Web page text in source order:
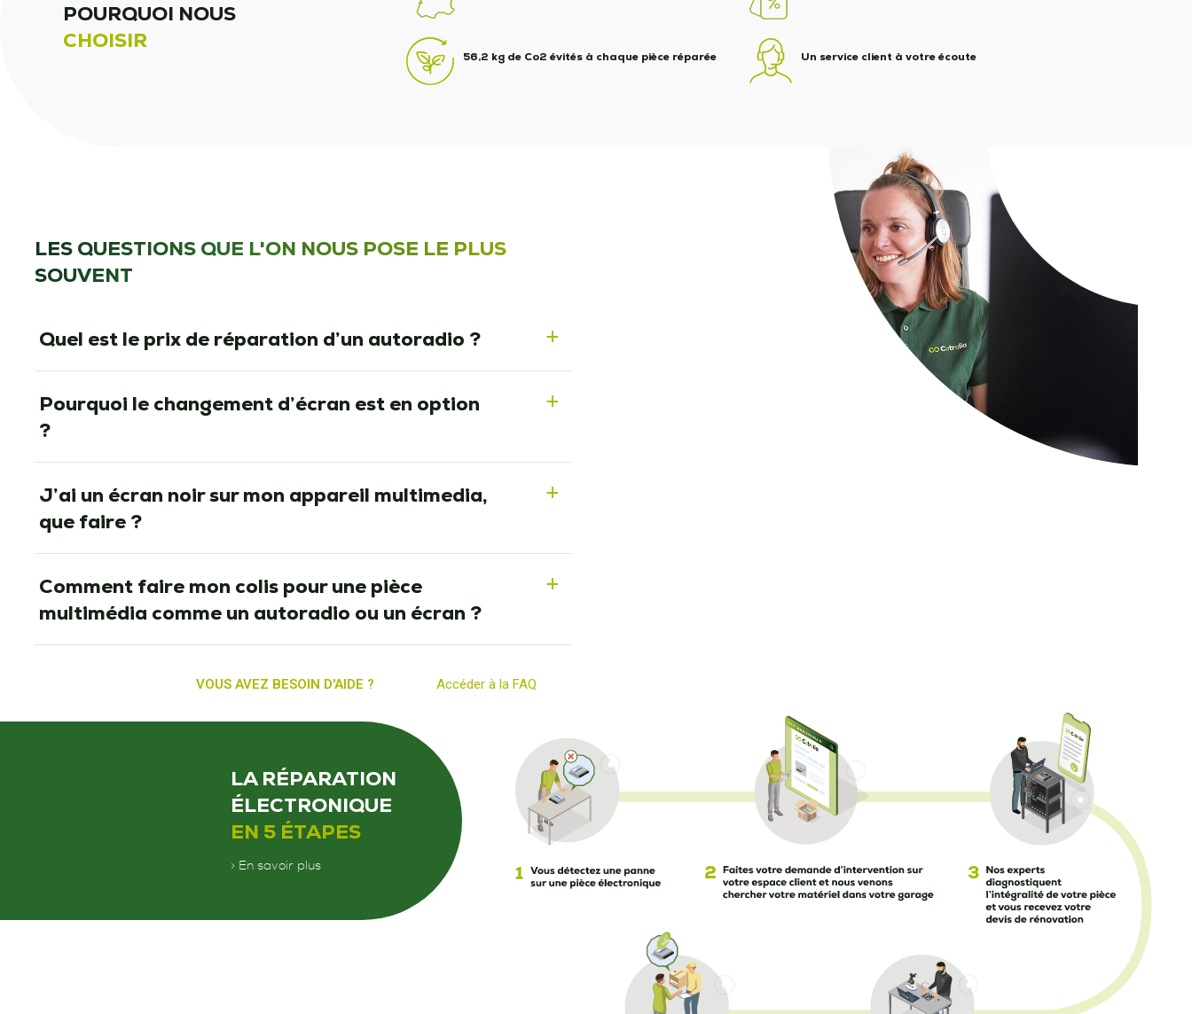
POURQUOI NOUS
CHOISIR
56,2 kg de Co2 évités à chaque pièce réparée Un service client à votre écoute
LES QUESTIONS QUE L'ON NOUS POSE LE PLUS
SOUVENT
a
Quel est le prix de réparation d’un autoradio ?
a
Pourquoi le changement d’écran est en option
?
a
J’ai un écran noir sur mon appareil multimedia,
que faire ?
a
Comment faire mon colis pour une pièce
multimédia comme un autoradio ou un écran ?
VOUS AVEZ BESOIN D'AIDE ? Accéder à la FAQ
LA RÉPARATION
ÉLECTRONIQUE
EN 5 ÉTAPES
> En savoir plus